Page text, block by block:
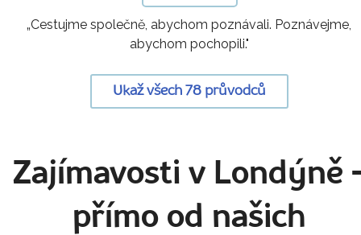
„Cestujme společně, abychom poznávali. Poznávejme,
abychom pochopili."
Ukaž všech 78 průvodců
Zajímavosti v Londýně
přímo od našich